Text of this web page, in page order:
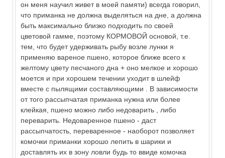
он меня научил живет в моей памяти) всегда говорил,
что приманка не должна выделяться на дне, а должна
быть максимально близко подходить по своей
цветовой гамме, поэтому КОРМОВОЙ основой, т.е.
тем, что будет удерживать рыбу возле лунки я
применяю вареное пшено, которое ближе всего к
желтому цвету песчаного дна + оно мелкое и хорошо
моется и при хорошем течении уходит в шлейф
вместе с пылящими составляющими . В зависимости
от того рассыпчатая приманка нужна или более
клейкая, пшено можно либо недоварить , либо
переварить. Недоваренное пшено - даст
рассыпчатость, переваренное - наоборот позволяет
комочки приманки хорошо лепить в шарики и
доставлять их в зону ловли будь то ввиде комочка